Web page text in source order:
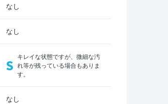
なし
なし
S
キレイな状態ですが、微細な汚
れ等が残っている場合もありま
す。
なし